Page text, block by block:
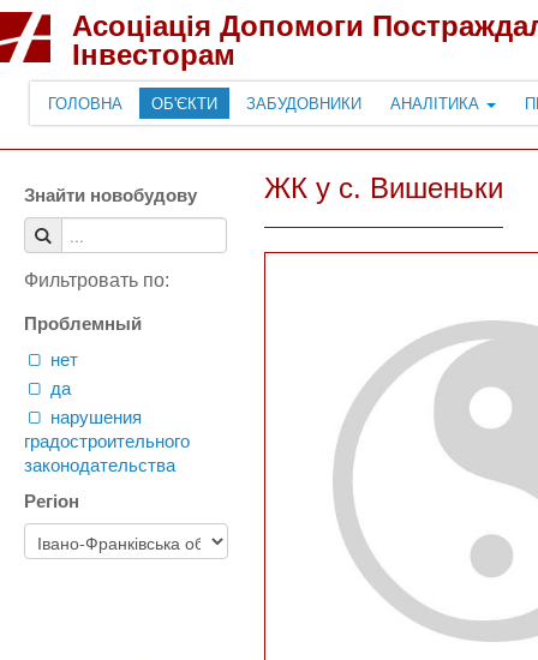
Асоціація Допомоги
Інвесторам
ГОЛОВНА ОБ'ЄКТИ ЗАБУДОВНИКИ АНАЛІТИКА
Знайти новобудову
Фильтровать по:
Проблемный
нет
да
нарушения
градостроительного
законодательства
Регіон
ЖК у с. Вишеньки